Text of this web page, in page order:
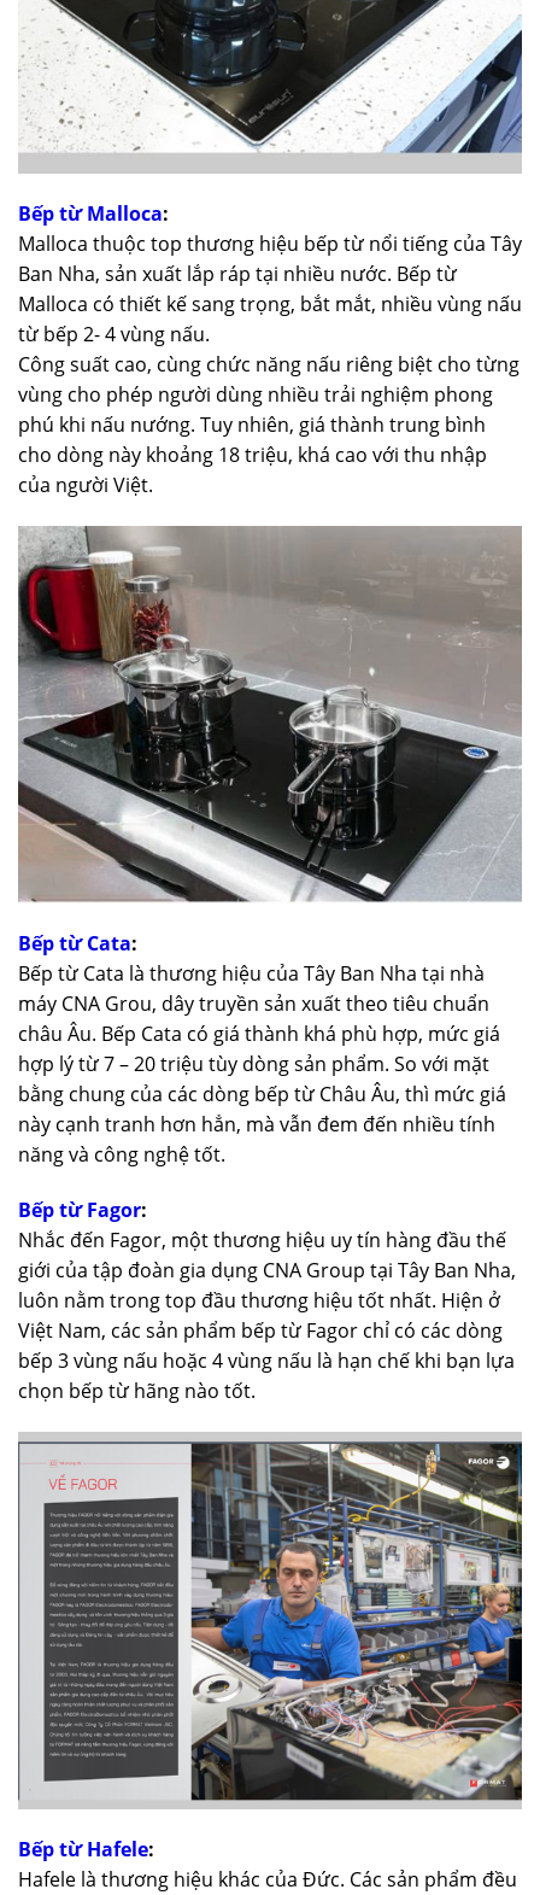
Bếp từ Malloca:
Malloca thuộc top thương hiệu bếp từ nổi tiếng của Tây
Ban Nha, sản xuất lắp ráp tại nhiều nước. Bếp từ
Malloca có thiết kế sang trọng, bắt mắt, nhiều vùng nấu
từ bếp 2- 4 vùng nấu.
Công suất cao, cùng chức năng nấu riêng biệt cho từng
vùng cho phép người dùng nhiều trải nghiệm phong
phú khi nấu nướng. Tuy nhiên, giá thành trung bình
cho dòng này khoảng 18 triệu, khá cao với thu nhập
của người Việt.
Bếp từ Cata:
Bếp từ Cata là thương hiệu của Tây Ban Nha tại nhà
máy CNA Grou, dây truyền sản xuất theo tiêu chuẩn
châu Âu. Bếp Cata có giá thành khá phù hợp, mức giá
hợp lý từ 7 – 20 triệu tùy dòng sản phẩm. So với mặt
bằng chung của các dòng bếp từ Châu Âu, thì mức giá
này cạnh tranh hơn hẳn, mà vẫn đem đến nhiều tính
năng và công nghệ tốt.
Bếp từ Fagor:
Nhắc đến Fagor, một thương hiệu uy tín hàng đầu thế
giới của tập đoàn gia dụng CNA Group tại Tây Ban Nha,
luôn nằm trong top đầu thương hiệu tốt nhất. Hiện ở
Việt Nam, các sản phẩm bếp từ Fagor chỉ có các dòng
bếp 3 vùng nấu hoặc 4 vùng nấu là hạn chế khi bạn lựa
chọn bếp từ hãng nào tốt.
Bếp từ Hafele:
Hafele là thương hiệu khác của Đức. Các sản phẩm đều